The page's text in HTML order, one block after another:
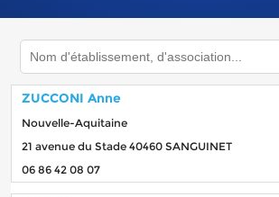
ZUCCONI Anne
Nouvelle-Aquitaine
21 avenue du Stade 40460 SANGUINET
06 86 42 08 07